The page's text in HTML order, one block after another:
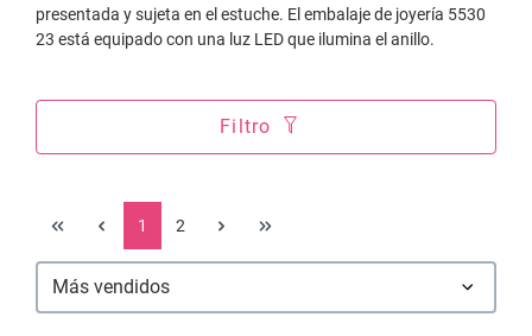
presentada y sujeta en el estuche. El embalaje de joyería 5530
23 está equipado con una luz LED que ilumina el anillo.
Filtro
1 2